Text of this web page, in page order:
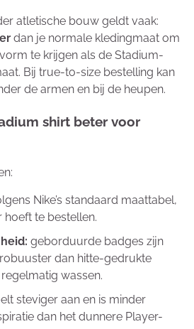
atletische bouw geldt vaak:
dan je normale kledingmaat om
te krijgen als de Stadium-
Bij true-to-size bestelling kan
de armen en bij de heupen.
shirt beter voor
Nike’s standaard maattabel,
te bestellen.
geborduurde badges zijn
dan hitte-gedrukte
wassen.
steviger aan en is minder
dan het dunnere Player-